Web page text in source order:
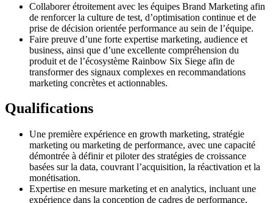
Collaborer étroitement avec les équipes Brand Marketing afin
de renforcer la culture de test, d’optimisation continue et de
prise de décision orientée performance au sein de l’équipe.
Faire preuve d’une forte expertise marketing, audience et
business, ainsi que d’une excellente compréhension du
produit et de l’écosystème Rainbow Six Siege afin de
transformer des signaux complexes en recommandations
marketing concrètes et actionnables.
Qualifications
Une première expérience en growth marketing, stratégie
marketing ou marketing de performance, avec une capacité
démontrée à définir et piloter des stratégies de croissance
basées sur la data, couvrant l’acquisition, la réactivation et la
monétisation.
Expertise en mesure marketing et en analytics, incluant une
expérience dans la conception de cadres de performance,